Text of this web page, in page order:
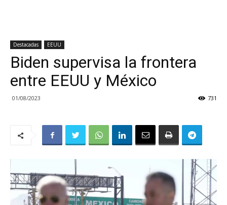
Destacadas EEUU
Biden supervisa la frontera
entre EEUU y México
01/08/2023 731